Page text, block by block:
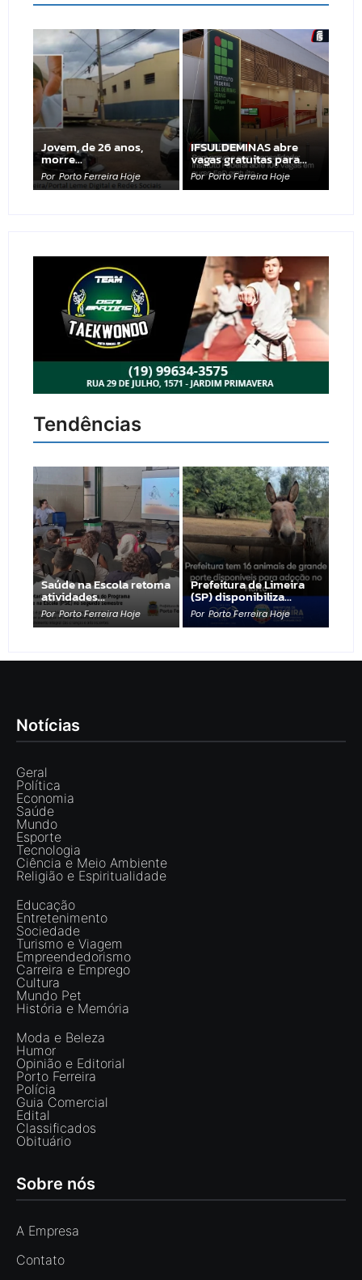
Jovem, de 26 anos,
morre…
Por Porto Ferreira Hoje
IFSULDEMINAS abre
vagas gratuitas para…
Por Porto Ferreira Hoje
Tendências
Saúde na Escola retoma
atividades…
Por Porto Ferreira Hoje
Prefeitura de Limeira
(SP) disponibiliza…
Por Porto Ferreira Hoje
Notícias
Geral
Política
Economia
Saúde
Mundo
Esporte
Tecnologia
Ciência e Meio Ambiente
Religião e Espiritualidade
Educação
Entretenimento
Sociedade
Turismo e Viagem
Empreendedorismo
Carreira e Emprego
Cultura
Mundo Pet
História e Memória
Moda e Beleza
Humor
Opinião e Editorial
Porto Ferreira
Polícia
Guia Comercial
Edital
Classificados
Obituário
Sobre nós
A Empresa
Contato